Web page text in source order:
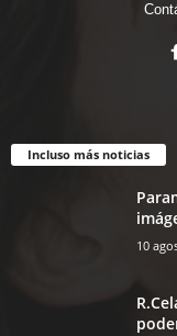
Incluso más noticias
10